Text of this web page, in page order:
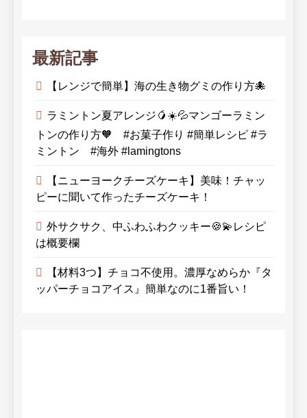
最新記事
【レンジで簡単】海の生き物グミの作り方🐙
ラミントン夏アレンジ🥭☀️💦マンゴーラミン
トンの作り方🧡 #お菓子作り #簡単レシピ #ラ
ミントン #海外 #lamingtons
【ニューヨークチーズケーキ】美味！チャッ
ピーに聞いて作ったチーズケーキ！
外サクサク、中ふわふわクッキー🍪💫レシピ
は概要欄
【材料3つ】チョコ不使用。濃厚なめらか『タ
ッパーチョコアイス』簡単なのに1番旨い！